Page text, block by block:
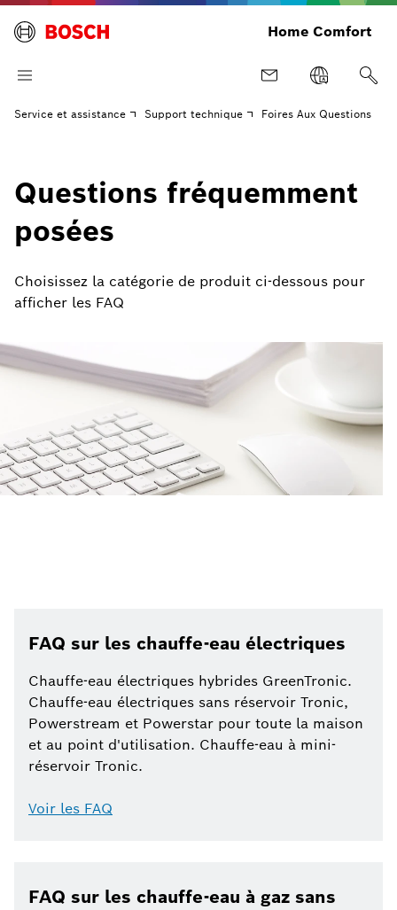
Home Comfort
Service et assistance Support technique Foires Aux Questions
Questions fréquemment
posées
Choisissez la catégorie de produit ci-dessous pour
afficher les FAQ
FAQ sur les chauffe-eau électriques
Chauffe-eau électriques hybrides GreenTronic.
Chauffe-eau électriques sans réservoir Tronic,
Powerstream et Powerstar pour toute la maison
et au point d'utilisation. Chauffe-eau à mini-
réservoir Tronic.
Voir les FAQ
FAQ sur les chauffe-eau à gaz sans